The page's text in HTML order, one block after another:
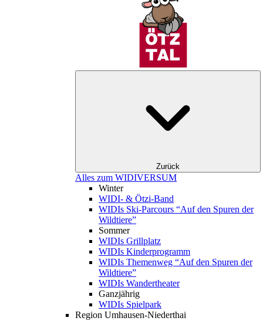
Zurück
Alles zum WIDIVERSUM
Winter
WIDI- & Ötzi-Band
WIDIs Ski-Parcours “Auf den Spuren der
Wildtiere”
Sommer
WIDIs Grillplatz
WIDIs Kinderprogramm
WIDIs Themenweg “Auf den Spuren der
Wildtiere”
WIDIs Wandertheater
Ganzjährig
WIDIs Spielpark
Region Umhausen-Niederthai